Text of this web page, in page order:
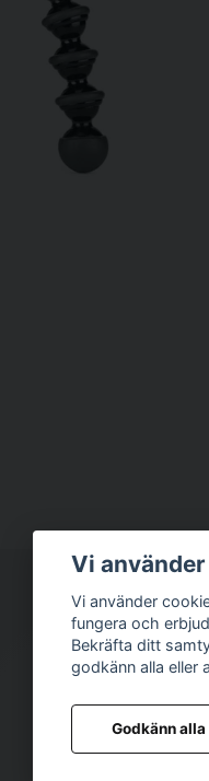
Vi
Vi använder
fungera och
Bekräfta ditt
godkänn alla eller
Godkänn alla